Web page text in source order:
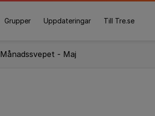
Grupper Uppdateringar Till Tre.se
Månadssvepet - Maj